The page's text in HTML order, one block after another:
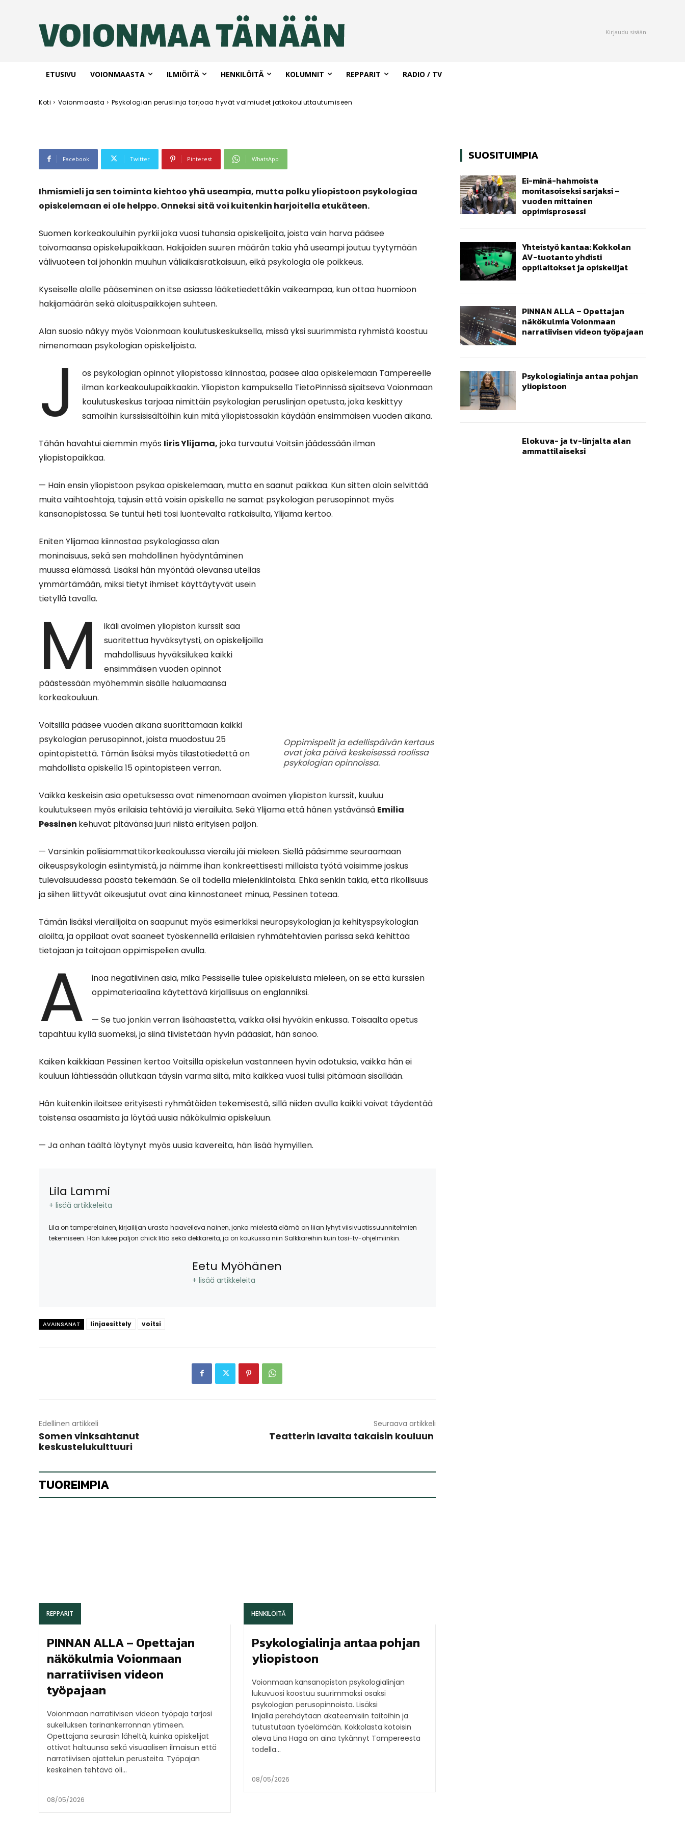
Kirjaudu sisään
ETUSIVU VOIONMAASTA ILMIÖITÄ HENKILÖITÄ KOLUMNIT REPPARIT RADIO / TV
Koti Voionmaasta Psykologian peruslinja tarjoaa hyvät valmiudet jatkokouluttautumiseen
hyvät valmiudet
jatkokouluttautumiseen
Facebook Twitter Pinterest WhatsApp
Ihmismieli ja sen toiminta kiehtoo yhä useampia, mutta polku yliopistoon psykologiaa
opiskelemaan ei ole helppo. Onneksi sitä voi kuitenkin harjoitella etukäteen.
Suomen korkeakouluihin pyrkii joka vuosi tuhansia opiskelijoita, joista vain harva pääsee
toivomaansa opiskelupaikkaan. Hakijoiden suuren määrän takia yhä useampi joutuu tyytymään
välivuoteen tai johonkin muuhun väliaikaisratkaisuun, eikä psykologia ole poikkeus.
Kyseiselle alalle pääseminen on itse asiassa lääketiedettäkin vaikeampaa, kun ottaa huomioon
hakijamäärän sekä aloituspaikkojen suhteen.
Alan suosio näkyy myös Voionmaan koulutuskeskuksella, missä yksi suurimmista ryhmistä koostuu
nimenomaan psykologian opiskelijoista.
J
os psykologian opinnot yliopistossa kiinnostaa, pääsee alaa opiskelemaan Tampereelle
ilman korkeakoulupaikkaakin. Yliopiston kampuksella TietoPinnissä sijaitseva Voionmaan
koulutuskeskus tarjoaa nimittäin psykologian peruslinjan opetusta, joka keskittyy
samoihin kurssisisältöihin kuin mitä yliopistossakin käydään ensimmäisen vuoden aikana.
Tähän havahtui aiemmin myös Iiris Ylijama, joka turvautui Voitsiin jäädessään ilman
yliopistopaikkaa.
— Hain ensin yliopistoon psykaa opiskelemaan, mutta en saanut paikkaa. Kun sitten aloin selvittää
muita vaihtoehtoja, tajusin että voisin opiskella ne samat psykologian perusopinnot myös
kansanopistossa. Se tuntui heti tosi luontevalta ratkaisulta, Ylijama kertoo.
Oppimispelit ja edellispäivän kertaus
ovat joka päivä keskeisessä roolissa
psykologian opinnoissa.
Eniten Ylijamaa kiinnostaa psykologiassa alan
moninaisuus, sekä sen mahdollinen hyödyntäminen
muussa elämässä. Lisäksi hän myöntää olevansa utelias
ymmärtämään, miksi tietyt ihmiset käyttäytyvät usein
tietyllä tavalla.
M
ikäli avoimen yliopiston kurssit saa
suoritettua hyväksytysti, on opiskelijoilla
mahdollisuus hyväksilukea kaikki
ensimmäisen vuoden opinnot
päästessään myöhemmin sisälle haluamaansa
korkeakouluun.
Voitsilla pääsee vuoden aikana suorittamaan kaikki
psykologian perusopinnot, joista muodostuu 25
opintopistettä. Tämän lisäksi myös tilastotiedettä on
mahdollista opiskella 15 opintopisteen verran.
Vaikka keskeisin asia opetuksessa ovat nimenomaan avoimen yliopiston kurssit, kuuluu
koulutukseen myös erilaisia tehtäviä ja vierailuita. Sekä Ylijama että hänen ystävänsä Emilia
Pessinen kehuvat pitävänsä juuri niistä erityisen paljon.
— Varsinkin poliisiammattikorkeakoulussa vierailu jäi mieleen. Siellä pääsimme seuraamaan
oikeuspsykologin esiintymistä, ja näimme ihan konkreettisesti millaista työtä voisimme joskus
tulevaisuudessa päästä tekemään. Se oli todella mielenkiintoista. Ehkä senkin takia, että rikollisuus
ja siihen liittyvät oikeusjutut ovat aina kiinnostaneet minua, Pessinen toteaa.
Tämän lisäksi vierailijoita on saapunut myös esimerkiksi neuropsykologian ja kehityspsykologian
aloilta, ja oppilaat ovat saaneet työskennellä erilaisien ryhmätehtävien parissa sekä kehittää
tietojaan ja taitojaan oppimispelien avulla.
A
inoa negatiivinen asia, mikä Pessiselle tulee opiskeluista mieleen, on se että kurssien
oppimateriaalina käytettävä kirjallisuus on englanniksi.
— Se tuo jonkin verran lisähaastetta, vaikka olisi hyväkin enkussa. Toisaalta opetus
tapahtuu kyllä suomeksi, ja siinä tiivistetään hyvin pääasiat, hän sanoo.
Kaiken kaikkiaan Pessinen kertoo Voitsilla opiskelun vastanneen hyvin odotuksia, vaikka hän ei
kouluun lähtiessään ollutkaan täysin varma siitä, mitä kaikkea vuosi tulisi pitämään sisällään.
Hän kuitenkin iloitsee erityisesti ryhmätöiden tekemisestä, sillä niiden avulla kaikki voivat täydentää
toistensa osaamista ja löytää uusia näkökulmia opiskeluun.
— Ja onhan täältä löytynyt myös uusia kavereita, hän lisää hymyillen.
Lila Lammi
+ lisää artikkeleita
Lila on tamperelainen, kirjailijan urasta haaveileva nainen, jonka mielestä elämä on liian lyhyt viisivuotissuunnitelmien
tekemiseen. Hän lukee paljon chick litiä sekä dekkareita, ja on koukussa niin Salkkareihin kuin tosi-tv-ohjelmiinkin.
Eetu Myöhänen
+ lisää artikkeleita
AVAINSANAT linjaesittely voitsi
Edellinen artikkeli
Somen vinksahtanut
keskustelukulttuuri
Seuraava artikkeli
Teatterin lavalta takaisin kouluun
TUOREIMPIA
REPPARIT
PINNAN ALLA – Opettajan
näkökulmia Voionmaan
narratiivisen videon
työpajaan
Voionmaan narratiivisen videon työpaja tarjosi
sukelluksen tarinankerronnan ytimeen.
Opettajana seurasin läheltä, kuinka opiskelijat
ottivat haltuunsa sekä visuaalisen ilmaisun että
narratiivisen ajattelun perusteita. Työpajan
keskeinen tehtävä oli...
08/05/2026
HENKILÖITÄ
Psykologialinja antaa pohjan
yliopistoon
Voionmaan kansanopiston psykologialinjan
lukuvuosi koostuu suurimmaksi osaksi
psykologian perusopinnoista. Lisäksi
linjalla perehdytään akateemisiin taitoihin ja
tutustutaan työelämään. Kokkolasta kotoisin
oleva Lina Haga on aina tykännyt Tampereesta
todella...
08/05/2026
SUOSITUIMPIA
Ei-minä-hahmoista
monitasoiseksi sarjaksi –
vuoden mittainen
oppimisprosessi
Yhteistyö kantaa: Kokkolan
AV-tuotanto yhdisti
oppilaitokset ja opiskelijat
PINNAN ALLA – Opettajan
näkökulmia Voionmaan
narratiivisen videon työpajaan
Psykologialinja antaa pohjan
yliopistoon
Elokuva- ja tv-linjalta alan
ammattilaiseksi